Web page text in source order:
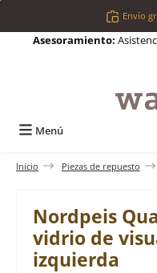
Saltar al contenido principal
Envío
Asesoramiento:
Menú
Inicio Piezas de repuesto
Nordpeis
vidrio de
izquierda